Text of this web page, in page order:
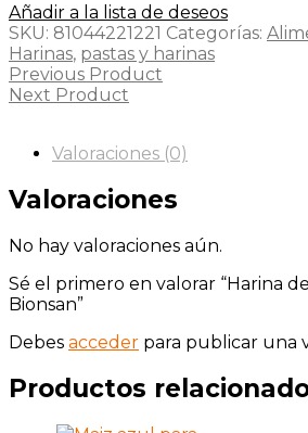
Añadir a la lista de deseos
SKU: 81044221221 Categorías:
Harinas, pastas y harinas
Previous Product
Next Product
Valoraciones (0)
Valoraciones
No hay valoraciones aún.
Sé el primero en valorar “Harina
Bionsan”
Debes acceder para publicar una
Productos